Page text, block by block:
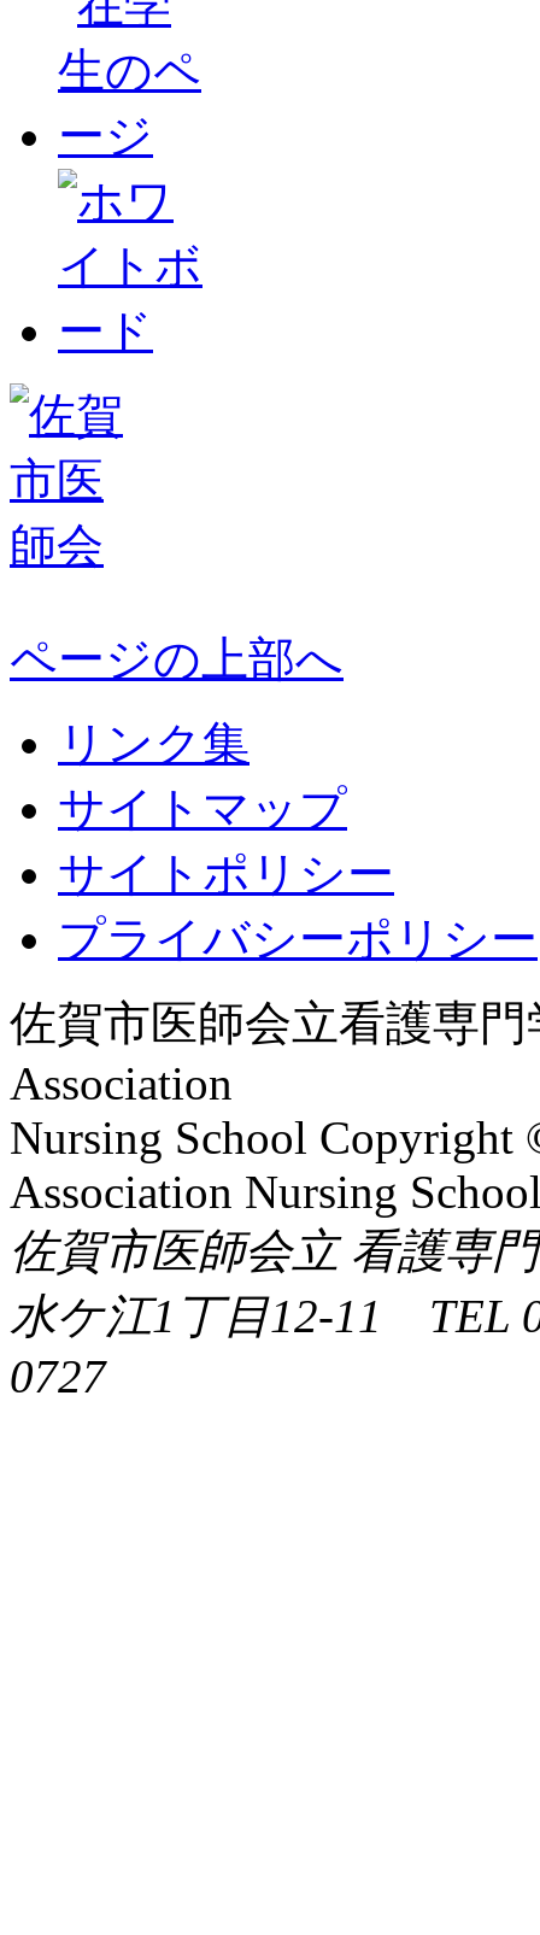
ページの上部へ
リンク集
サイトマップ
サイトポリシー
プライバシーポリシー
佐賀市医師会立看護専門
Association
Nursing School Copyright
Association Nursing
佐賀市医師会立 看護専
水ケ江1丁目12-11 TEL
0727